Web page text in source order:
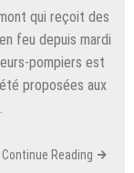
qui reçoit des
feu depuis mardi
pompiers est
proposées aux
Continue Reading